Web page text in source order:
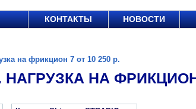
КОНТАКТЫ НОВОСТИ
на фрикцион 7 от 10 250 р.
НАГРУЗКА НА